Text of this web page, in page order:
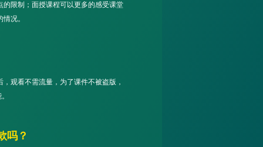
限制；面授课程可以更多的感受课堂
况。
观看不需流量，为了课件不被盗版，
吗？